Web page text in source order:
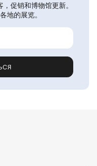
促销和博物馆更新。
地的展览。